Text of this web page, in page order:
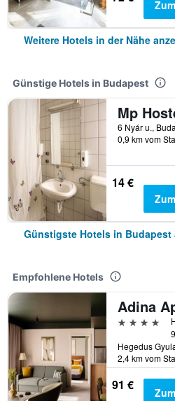
Weitere Hotels in der Nähe
Günstige Hotels in Budapest
6 Nyár u.,
0,9 km vom
14 €
Günstigste Hotels in Budapest
Empfohlene Hotels
4 Sterne
2,4 km vom
91 €